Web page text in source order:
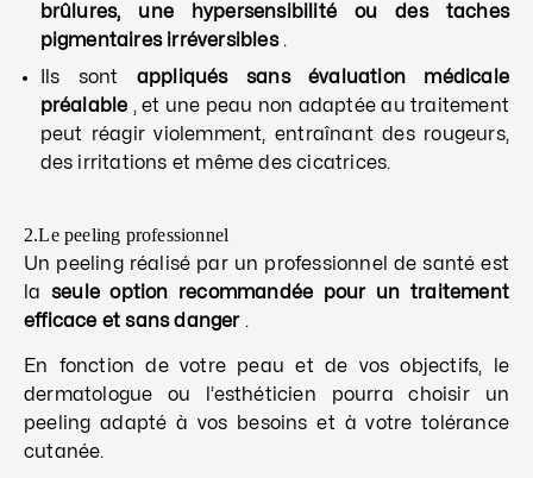
brûlures, une hypersensibilité ou des taches
pigmentaires irréversibles .
Ils sont appliqués sans évaluation médicale
préalable , et une peau non adaptée au traitement
peut réagir violemment, entraînant des rougeurs,
des irritations et même des cicatrices.
2.Le peeling professionnel
Un peeling réalisé par un professionnel de santé est
la seule option recommandée pour un traitement
efficace et sans danger .
En fonction de votre peau et de vos objectifs, le
dermatologue ou l’esthéticien pourra choisir un
peeling adapté à vos besoins et à votre tolérance
cutanée.